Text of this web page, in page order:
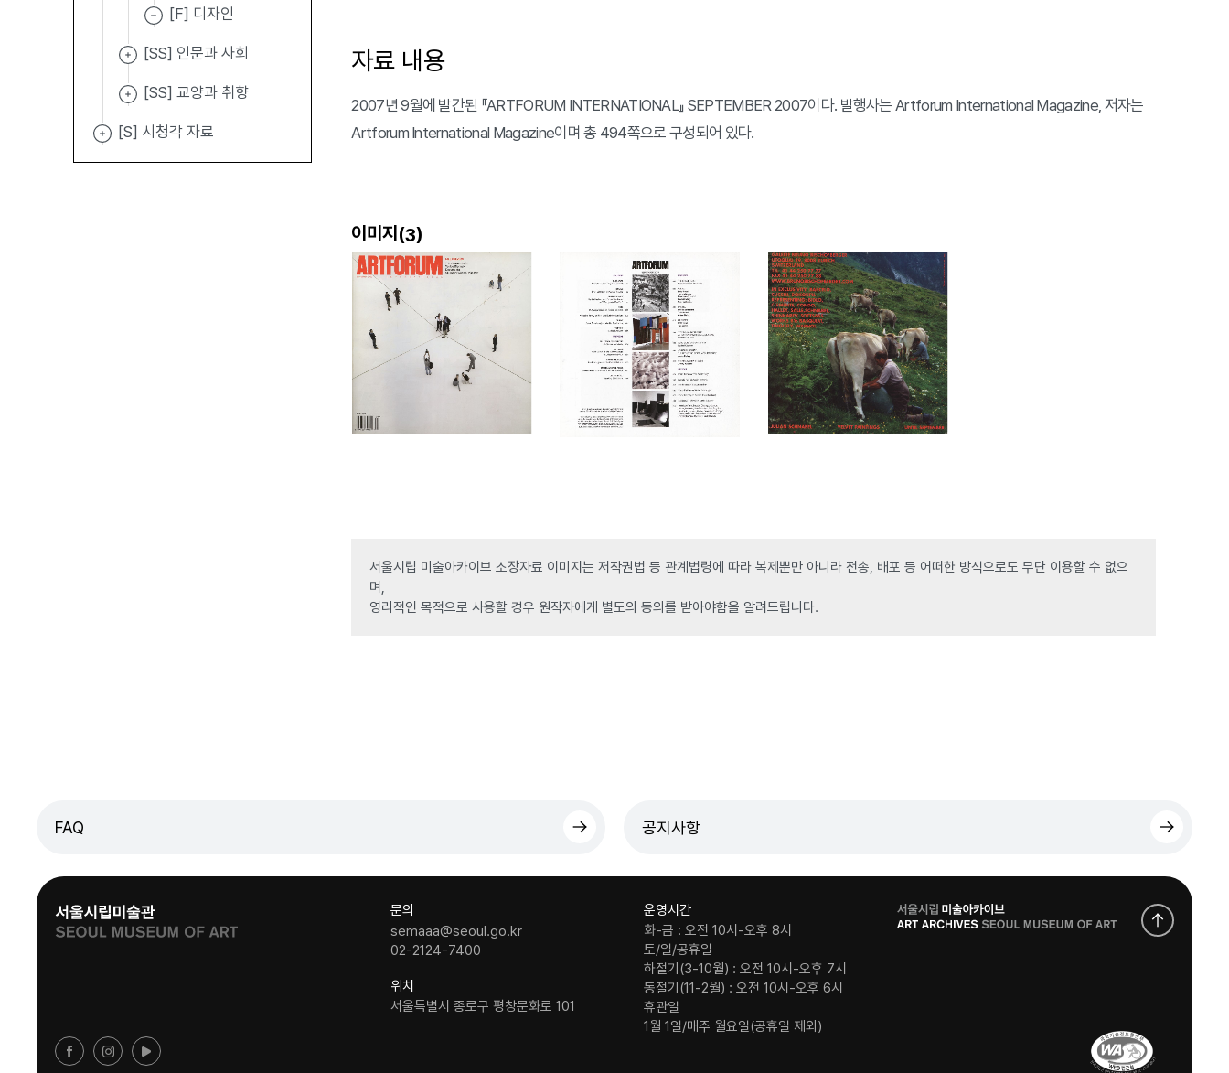
[F] 디자인
[SS] 인문과 사회
[SS] 교양과 취향
[S] 시청각 자료
자료 내용
2007년 9월에 발간된 『ARTFORUM INTERNATIONAL』 SEPTEMBER 2007이다. 발행사는 Artforum International Magazine, 저자는
Artforum International Magazine이며 총 494쪽으로 구성되어 있다.
이미지(3)
서울시립 미술아카이브 소장자료 이미지는 저작권법 등 관계법령에 따라 복제뿐만 아니라 전송, 배포 등 어떠한 방식으로도 무단 이용할 수 없으
며,
영리적인 목적으로 사용할 경우 원작자에게 별도의 동의를 받아야함을 알려드립니다.
FAQ 공지사항
문의
semaaa@seoul.go.kr
02-2124-7400
위치
서울특별시 종로구 평창문화로 101
운영시간
화-금 : 오전 10시-오후 8시
토/일/공휴일
하절기(3-10월) : 오전 10시-오후 7시
동절기(11-2월) : 오전 10시-오후 6시
휴관일
1월 1일/매주 월요일(공휴일 제외)
로
고